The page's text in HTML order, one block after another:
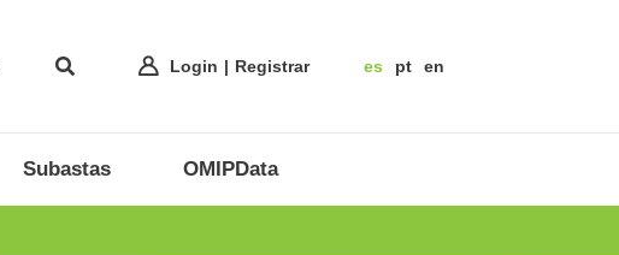
Login Registrar es pt en
Subastas OMIPData